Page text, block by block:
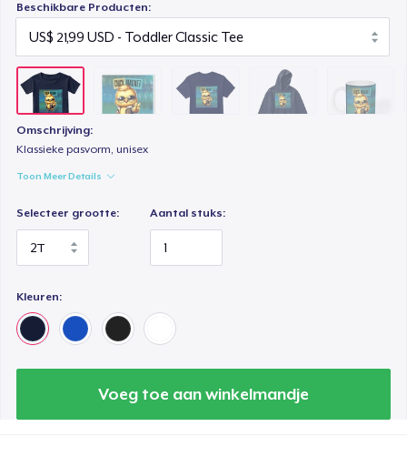
Beschikbare Producten:
Omschrijving:
Klassieke pasvorm, unisex
Toon Meer Details
Selecteer grootte: Aantal stuks:
Kleuren:
Voeg toe aan winkelmandje
US$ 24,99
Toddler Classic Tee
US$ 24,89